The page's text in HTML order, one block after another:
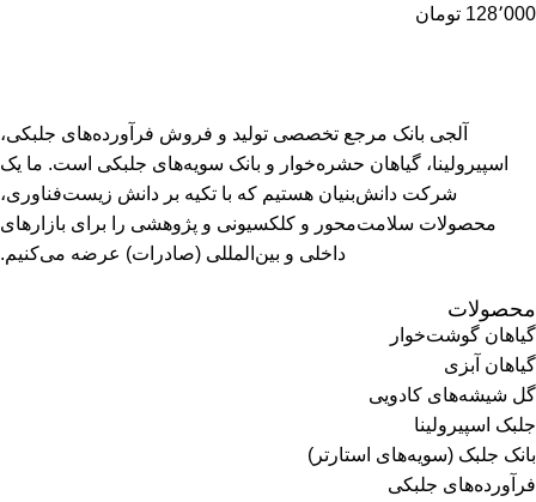
128٬000 تومان
آلجی بانک مرجع تخصصی تولید و فروش فرآورده‌های جلبکی،
اسپیرولینا، گیاهان حشره‌خوار و بانک سویه‌های جلبکی است. ما یک
شرکت دانش‌بنیان هستیم که با تکیه بر دانش زیست‌فناوری،
محصولات سلامت‌محور و کلکسیونی و پژوهشی را برای بازارهای
داخلی و بین‌المللی (صادرات) عرضه می‌کنیم.
محصولات
گیاهان گوشت‌خوار
گیاهان آبزی
گل شیشه‌های کادویی
جلبک اسپیرولینا
بانک جلبک (سویه‌های استارتر)
فرآورده‌های جلبکی